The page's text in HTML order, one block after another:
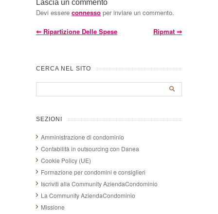
Lascia un commento
Devi essere connesso per inviare un commento.
⇐ Ripartizione Delle Spese Ripmat ⇒
CERCA NEL SITO
SEZIONI
Amministrazione di condominio
Contabilità in outsourcing con Danea
Cookie Policy (UE)
Formazione per condomini e consiglieri
Iscriviti alla Community AziendaCondominio
La Community AziendaCondominio
Missione